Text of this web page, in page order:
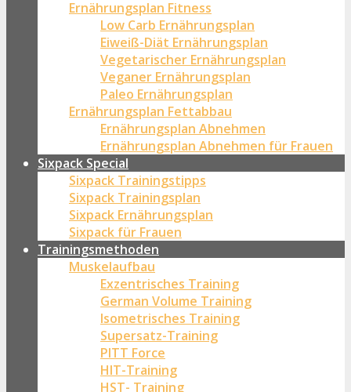
Ernährungsplan Fitness
Low Carb Ernährungsplan
Eiweiß-Diät Ernährungsplan
Vegetarischer Ernährungsplan
Veganer Ernährungsplan
Paleo Ernährungsplan
Ernährungsplan Fettabbau
Ernährungsplan Abnehmen
Ernährungsplan Abnehmen für Frauen
Sixpack Special
Sixpack Trainingstipps
Sixpack Trainingsplan
Sixpack Ernährungsplan
Sixpack für Frauen
Trainingsmethoden
Muskelaufbau
Exzentrisches Training
German Volume Training
Isometrisches Training
Supersatz-Training
PITT Force
HIT-Training
HST- Training